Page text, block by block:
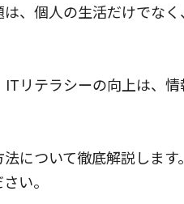
、個人の生活だけでな
リテラシーの向上は、
について徹底解説しま
い。